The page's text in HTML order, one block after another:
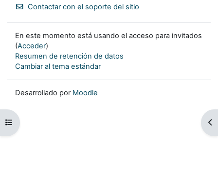
Abrir índice del curso
Contactar con el soporte del sitio
En este momento está usando el acceso para invitados
(Acceder)
Resumen de retención de datos
Cambiar al tema estándar
Desarrollado por Moodle